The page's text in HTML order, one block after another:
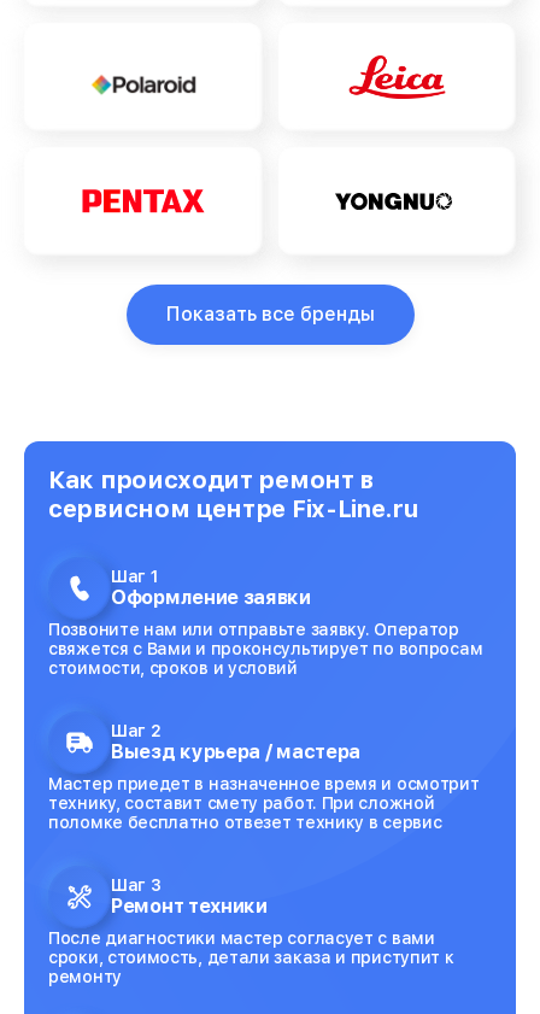
Показать все бренды
Как происходит ремонт в
сервисном центре Fix-Line.ru
Шаг 1
Оформление заявки
Позвоните нам или отправьте заявку. Оператор
свяжется с Вами и проконсультирует по вопросам
стоимости, сроков и условий
Шаг 2
Выезд курьера / мастера
Мастер приедет в назначенное время и осмотрит
технику, составит смету работ. При сложной
поломке бесплатно отвезет технику в сервис
Шаг 3
Ремонт техники
После диагностики мастер согласует с вами
сроки, стоимость, детали заказа и приступит к
ремонту